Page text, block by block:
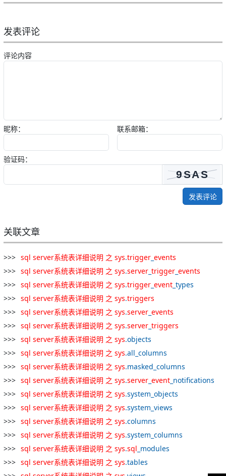
发表评论
评论内容
昵称： 联系邮箱：
验证码：
发表评论
关联文章
sql server系统表详细说明 之 sys.trigger events
sql server系统表详细说明 之 sys.server trigger events
sql server系统表详细说明 之 sys.trigger event _types
sql server系统表详细说明 之 sys.triggers
sql server系统表详细说明 之 sys.server events
sql server系统表详细说明 之 sys.server triggers
sql server系统表详细说明 之 sys.objects
sql server系统表详细说明 之 sys.all_columns
sql server系统表详细说明 之 sys.masked_columns
sql server系统表详细说明 之 sys.server event _notifications
sql server系统表详细说明 之 sys.system_objects
sql server系统表详细说明 之 sys.system_views
sql server系统表详细说明 之 sys.columns
sql server系统表详细说明 之 sys.system_columns
sql server系统表详细说明 之 sys.sql _modules
sql server系统表详细说明 之 sys.tables